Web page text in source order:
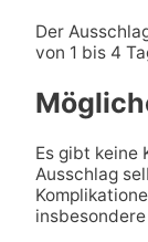
Der
von 1 bis 4
Es gibt keine
Ausschlag